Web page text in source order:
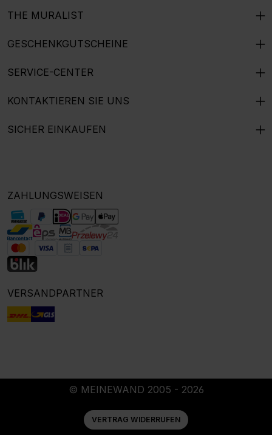
THE MURALIST
GESCHENKGUTSCHEINE
SERVICE-CENTER
KONTAKTIEREN SIE UNS
SICHER EINKAUFEN
ZAHLUNGSWEISEN
VERSANDPARTNER
© MEINEWAND 2005 - 2026
VERTRAG WIDERRUFEN